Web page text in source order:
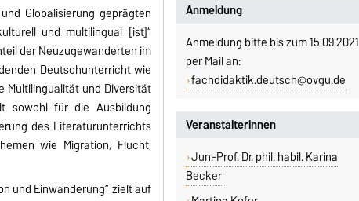
Globalisierung geprägten
und multilingual [ist]“
der Neuzugewanderten im
Deutschunterricht wie
Multilingualität und Diversität
sowohl für die Ausbildung
des Literaturunterrichts
wie Migration, Flucht,
und Einwanderung“ zielt auf
Anmeldung
Anmeldung bitte bis zum 15.09.2021
per Mail an:
fachdidaktik.deutsch@ovgu.de
Veranstalterinnen
Jun.-Prof. Dr. phil. habil. Karina
Becker